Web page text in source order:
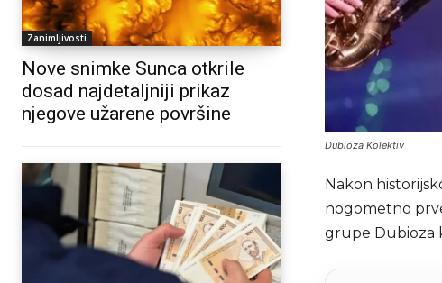
Zanimljivosti
Nove snimke Sunca otkrile
dosad najdetaljniji prikaz
njegove užarene površine
Dubioza Kolektiv
Nakon
nogometno
grupe Dubioza